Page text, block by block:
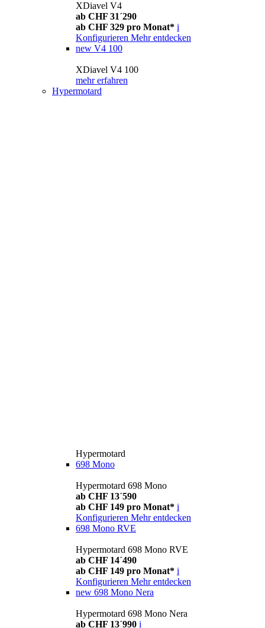
XDiavel V4
ab CHF 31´290
ab CHF 329 pro Monat* i
Konfigurieren Mehr entdecken
new V4 100
XDiavel V4 100
mehr erfahren
Hypermotard
Hypermotard
698 Mono
Hypermotard 698 Mono
ab CHF 13´590
ab CHF 149 pro Monat* i
Konfigurieren Mehr entdecken
698 Mono RVE
Hypermotard 698 Mono RVE
ab CHF 14´490
ab CHF 149 pro Monat* i
Konfigurieren Mehr entdecken
new 698 Mono Nera
Hypermotard 698 Mono Nera
ab CHF 13´990 i